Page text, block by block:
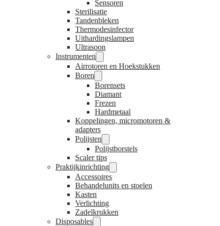
Sensoren
Sterilisatie
Tandenbleken
Thermodesinfector
Uithardingslampen
Ultrasoon
Instrumenten
Airrotoren en Hoekstukken
Boren
Borensets
Diamant
Frezen
Hardmetaal
Koppelingen, micromotoren &
adapters
Polijsten
Polijstborstels
Scaler tips
Praktijkinrichting
Accessoires
Behandelunits en stoelen
Kasten
Verlichting
Zadelkrukken
Disposables